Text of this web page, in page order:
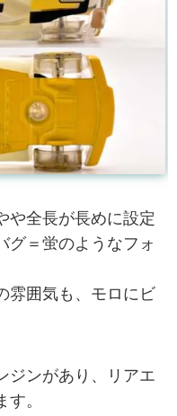
や全長が長めに設定
グ＝蛍のようなフォ
雰囲気も、モロにビ
ジンがあり、リアエ
。